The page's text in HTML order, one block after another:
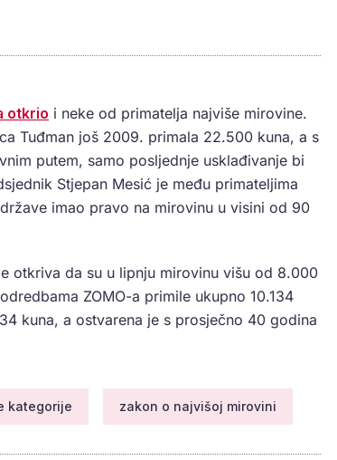
otkrio i neke od primatelja najviše mirovine.
Tuđman još 2009. primala 22.500 kuna, a s
putem, samo posljednje usklađivanje bi
Stjepan Mesić je među primateljima
imao pravo na mirovinu u visini od 90
otkriva da su u lipnju mirovinu višu od 8.000
ZOMO-a primile ukupno 10.134
kuna, a ostvarena je s prosječno 40 godina
kategorije zakon o najvišoj mirovini